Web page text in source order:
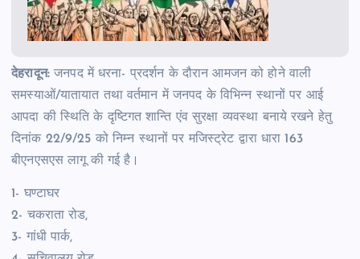
देहरादून:जनपद में धरना- प्रदर्शन के दौरान आमजन को होने वाली
समस्याओं/यातायात तथा वर्तमान में जनपद के विभिन्न स्थानों पर आई
आपदा की स्थिति के दृष्टिगत शान्ति एंव सुरक्षा व्यवस्था बनाये रखने हेतु
दिनांक 22/9/25 को निम्न स्थानों पर मजिस्ट्रेट द्वारा धारा 163
बीएनएसएस लागू की गई है।
1- घण्टाघर
2- चकराता रोड,
3- गांधी पार्क,